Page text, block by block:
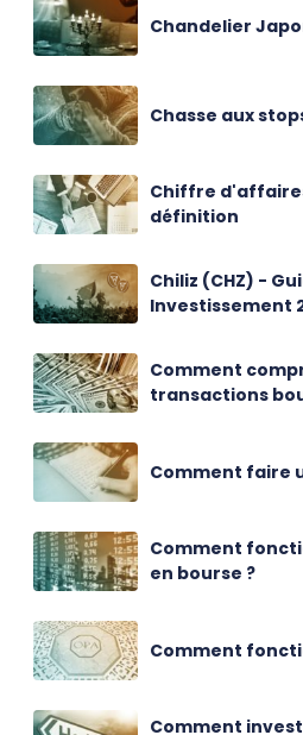
Chandelier
Chasse aux
Chiffre
définition
Chiliz (CHZ) -
Investissement
Comment
transactions
Comment faire
Comment
en bourse ?
Comment
Comment